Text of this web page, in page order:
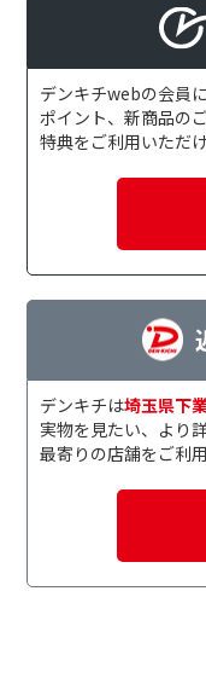
デンキチwebの会員
ポイント、新商品の
特典をご利用いただ
デンキチは埼玉県下
実物を見たい、より
最寄りの店舗をご利